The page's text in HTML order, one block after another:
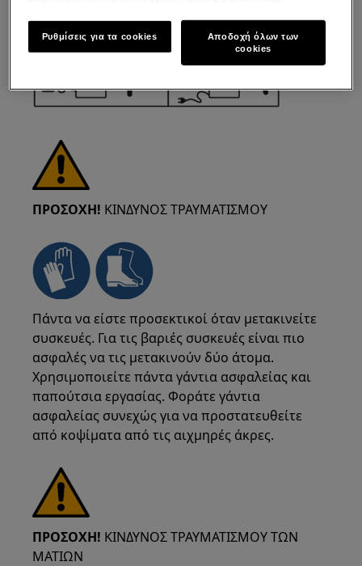
ΠΡΟΣΟΧΗ! ΚΙΝΔΥΝΟΣ ΤΡΑΥΜΑΤΙΣΜΟΥ
Πάντα να είστε προσεκτικοί όταν μετακινείτε
συσκευές. Για τις βαριές συσκευές είναι πιο
ασφαλές να τις μετακινούν δύο άτομα.
Χρησιμοποιείτε πάντα γάντια ασφαλείας και
παπούτσια εργασίας. Φοράτε γάντια
ασφαλείας συνεχώς για να προστατευθείτε
από κοψίματα από τις αιχμηρές άκρες.
ΠΡΟΣΟΧΗ! ΚΙΝΔΥΝΟΣ ΤΡΑΥΜΑΤΙΣΜΟΥ ΤΩΝ
ΜΑΤΙΩΝ
Ρυθμίσεις για τα cookies
Αποδοχή όλων των
cookies